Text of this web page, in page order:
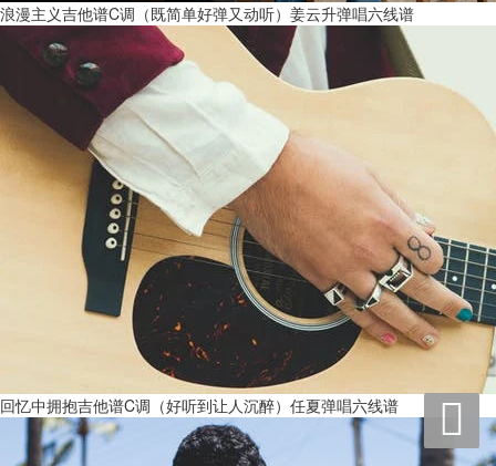
浪漫主义吉他谱C调（既简单好弹又动听）姜云升弹唱六线谱
回忆中拥抱吉他谱C调（好听到让人沉醉）任夏弹唱六线谱 